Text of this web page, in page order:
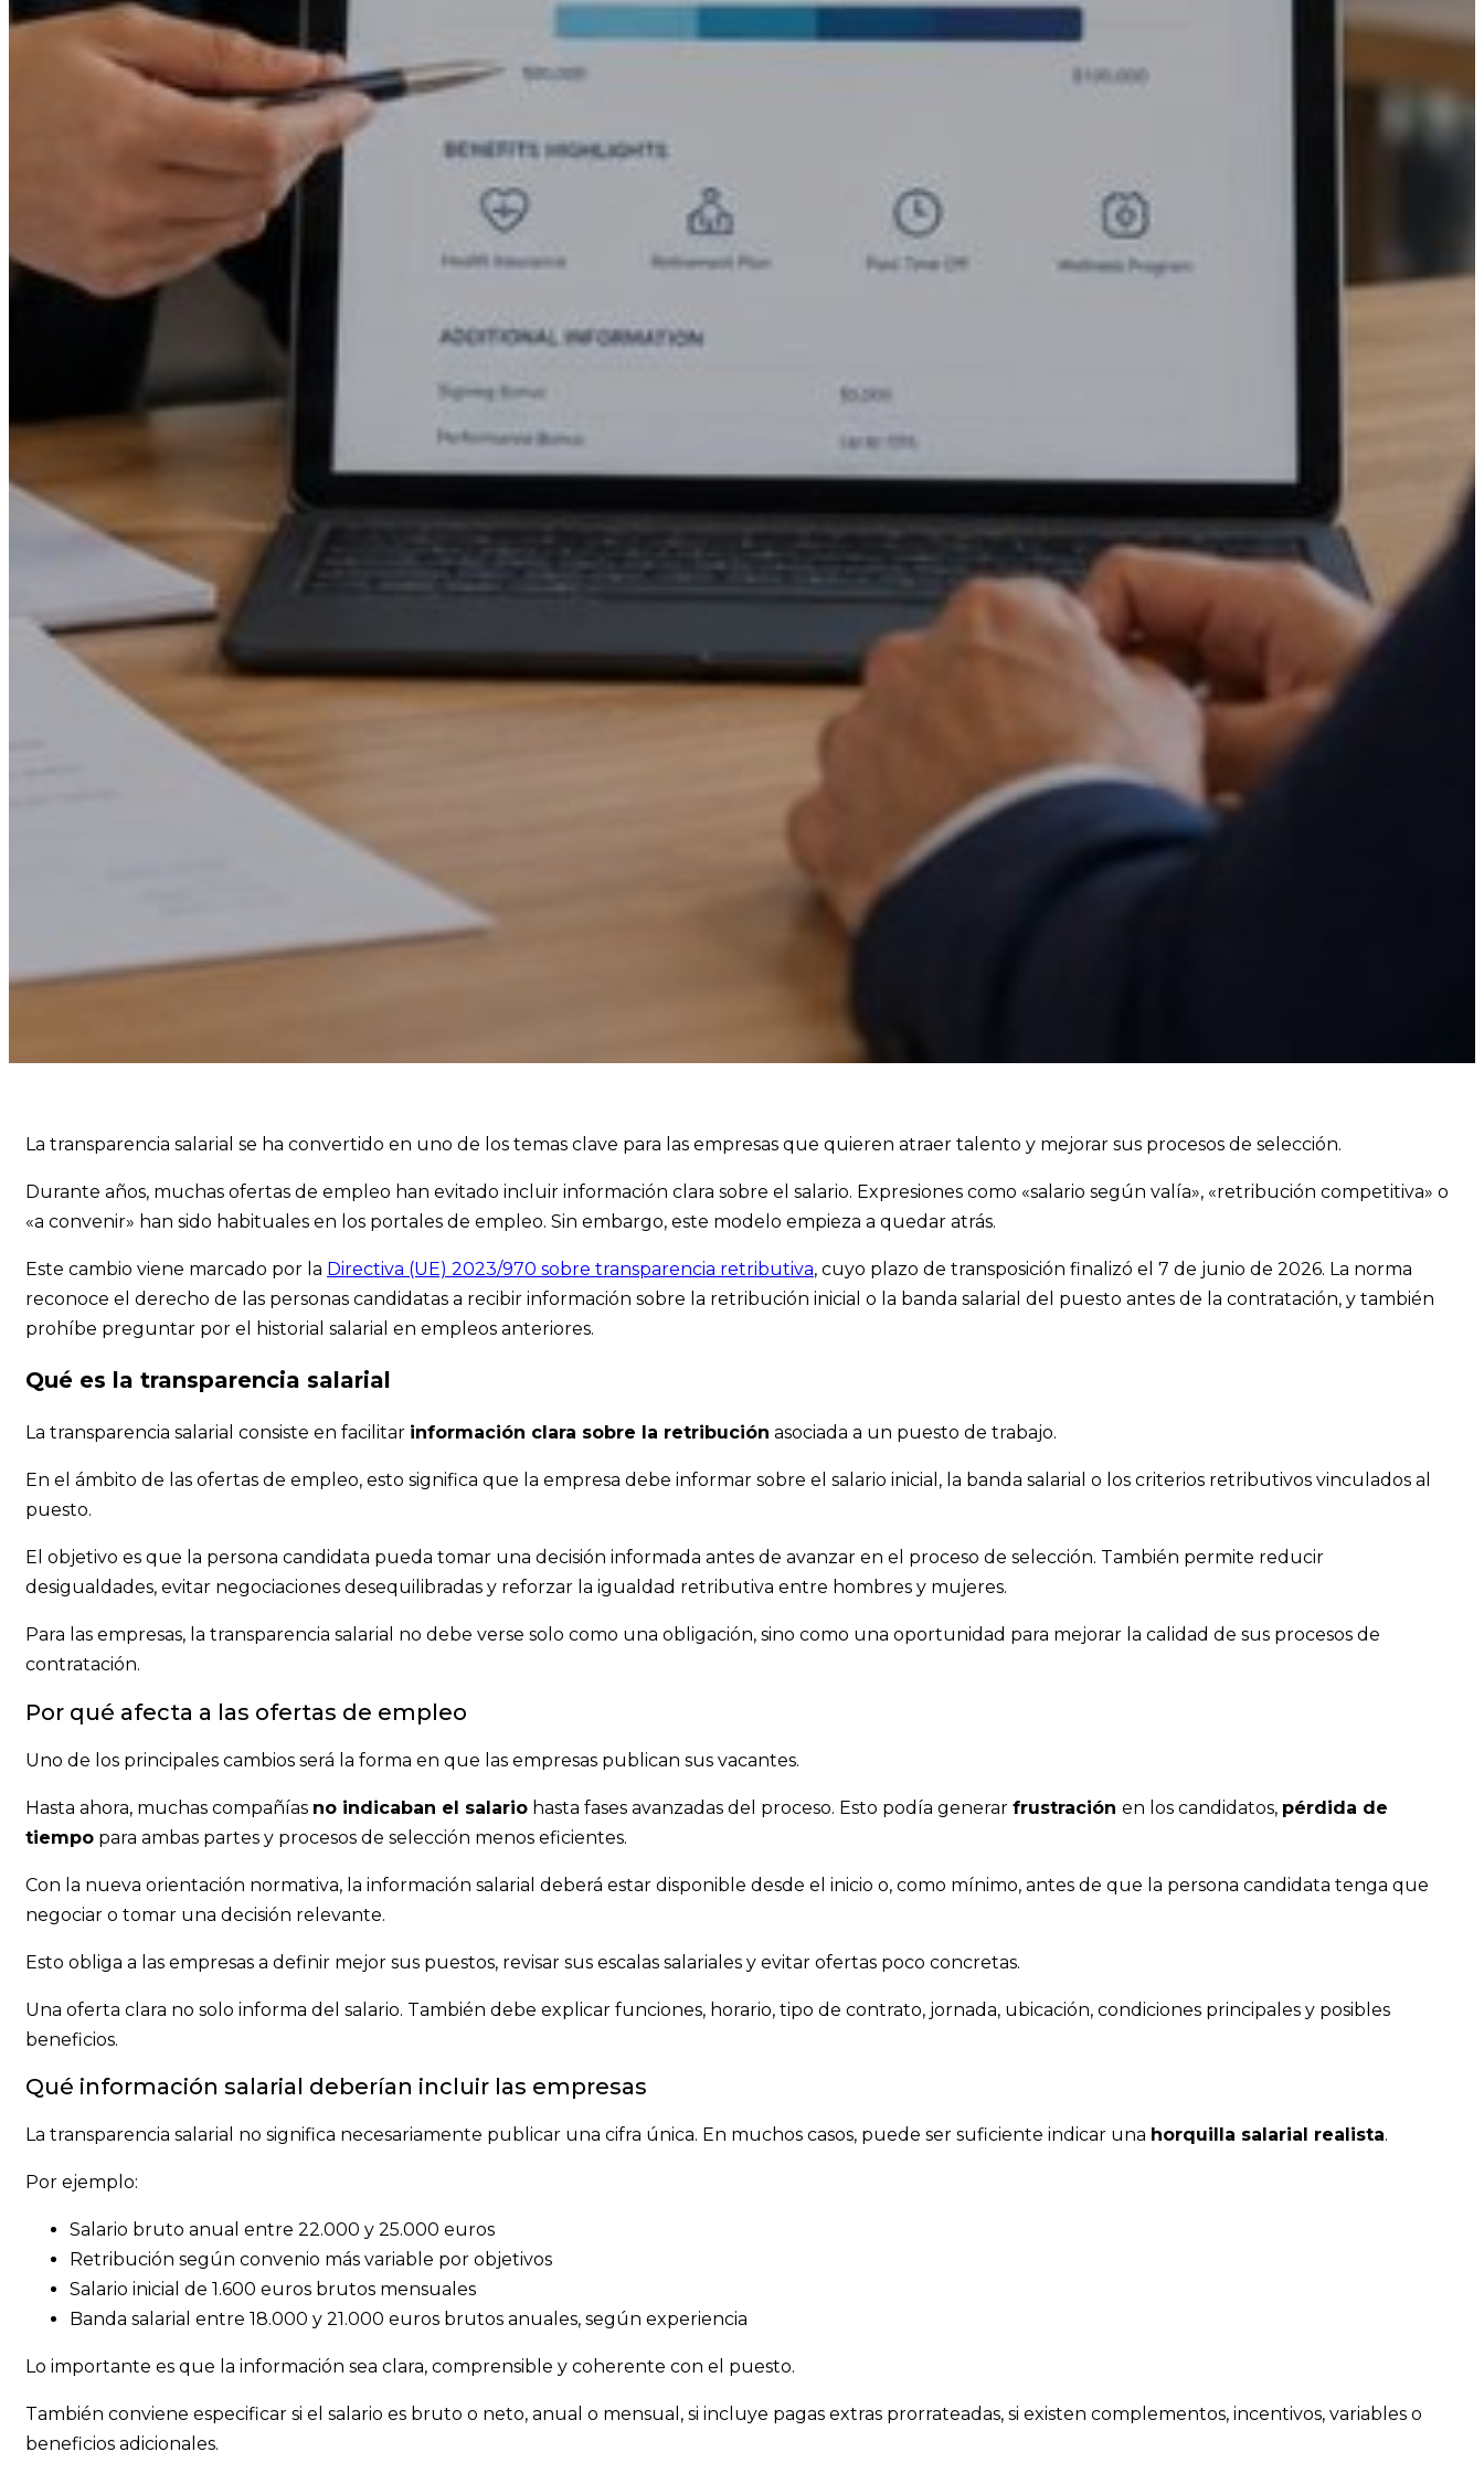
La transparencia salarial se ha convertido en uno de los temas clave para las empresas que quieren atraer talento y mejorar sus procesos de selección.
Durante años, muchas ofertas de empleo han evitado incluir información clara sobre el salario. Expresiones como «salario según valía», «retribución competitiva» o
«a convenir» han sido habituales en los portales de empleo. Sin embargo, este modelo empieza a quedar atrás.
Este cambio viene marcado por la Directiva (UE) 2023/970 sobre transparencia retributiva, cuyo plazo de transposición finalizó el 7 de junio de 2026. La norma
reconoce el derecho de las personas candidatas a recibir información sobre la retribución inicial o la banda salarial del puesto antes de la contratación, y también
prohíbe preguntar por el historial salarial en empleos anteriores.
Qué es la transparencia salarial
La transparencia salarial consiste en facilitar información clara sobre la retribución asociada a un puesto de trabajo.
En el ámbito de las ofertas de empleo, esto significa que la empresa debe informar sobre el salario inicial, la banda salarial o los criterios retributivos vinculados al
puesto.
El objetivo es que la persona candidata pueda tomar una decisión informada antes de avanzar en el proceso de selección. También permite reducir
desigualdades, evitar negociaciones desequilibradas y reforzar la igualdad retributiva entre hombres y mujeres.
Para las empresas, la transparencia salarial no debe verse solo como una obligación, sino como una oportunidad para mejorar la calidad de sus procesos de
contratación.
Por qué afecta a las ofertas de empleo
Uno de los principales cambios será la forma en que las empresas publican sus vacantes.
Hasta ahora, muchas compañías no indicaban el salario hasta fases avanzadas del proceso. Esto podía generar frustración en los candidatos, pérdida de
tiempo para ambas partes y procesos de selección menos eficientes.
Con la nueva orientación normativa, la información salarial deberá estar disponible desde el inicio o, como mínimo, antes de que la persona candidata tenga que
negociar o tomar una decisión relevante.
Esto obliga a las empresas a definir mejor sus puestos, revisar sus escalas salariales y evitar ofertas poco concretas.
Una oferta clara no solo informa del salario. También debe explicar funciones, horario, tipo de contrato, jornada, ubicación, condiciones principales y posibles
beneficios.
Qué información salarial deberían incluir las empresas
La transparencia salarial no significa necesariamente publicar una cifra única. En muchos casos, puede ser suficiente indicar una horquilla salarial realista.
Por ejemplo:
Salario bruto anual entre 22.000 y 25.000 euros
Retribución según convenio más variable por objetivos
Salario inicial de 1.600 euros brutos mensuales
Banda salarial entre 18.000 y 21.000 euros brutos anuales, según experiencia
Lo importante es que la información sea clara, comprensible y coherente con el puesto.
También conviene especificar si el salario es bruto o neto, anual o mensual, si incluye pagas extras prorrateadas, si existen complementos, incentivos, variables o
beneficios adicionales.